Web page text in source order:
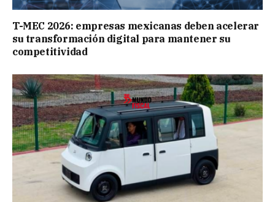
T-MEC 2026: empresas mexicanas deben acelerar
su transformación digital para mantener su
competitividad